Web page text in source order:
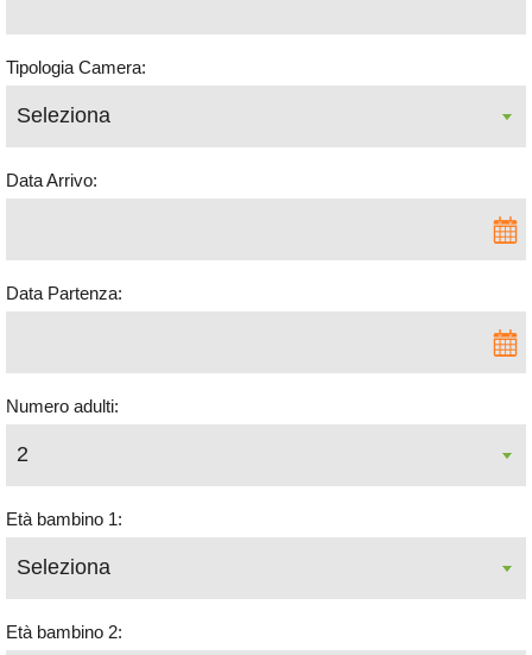
Tipologia Camera:
Data Arrivo:
Data Partenza:
Numero adulti:
Età bambino 1:
Età bambino 2: